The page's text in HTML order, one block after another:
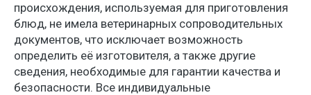
происхождения, используемая для приготовления
блюд, не имела ветеринарных сопроводительных
документов, что исключает возможность
определить её изготовителя, а также другие
сведения, необходимые для гарантии качества и
безопасности. Все индивидуальные